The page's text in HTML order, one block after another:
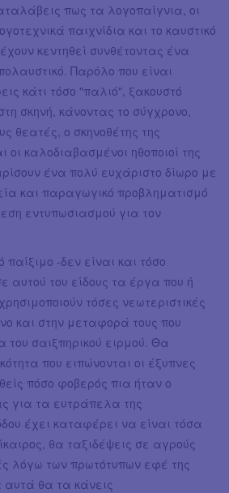
πως τα λογοπαίγνια, οι
παιχνίδια και το καυστικό
κεντηθεί συνθέτοντας ένα
Παρόλο που είναι
κάτι τόσο "παλιό", ξακουστό
σκηνή, κάνοντας το σύγχρονο,
θεατές, ο σκηνοθέτης της
καλοδιαβασμένοι ηθοποιοί της
ένα πολύ ευχάριστο δίωρο με
και παραγωγικό προβληματισμό
εντυπωσιασμού για τον
-δεν είναι και τόσο
αυτού του είδους τα έργα που ή
τόσες νεωτεριστικές
και στην μεταφορά τους που
του σαιξπηρικού ειρμού. Θα
που ειπώνονται οι έξυπνες
πόσο φοβερός πια ήταν ο
για τα ευτράπελα της
έχει καταφέρει να είναι τόσα
θα ταξιδέψεις σε αγρούς
λόγω των πρωτότυπων εφέ της
θα τα κάνεις